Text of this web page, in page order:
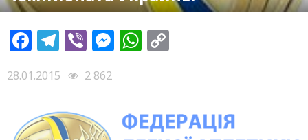
Facebook
Telegram
ViberMessenger
WhatsApp
28.01.2015 2 862